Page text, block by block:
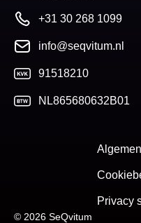
+31 30 268 1099
info@seqvitum.nl
91518210
NL865680632B01
© 2026 SeQvitum
Privacy